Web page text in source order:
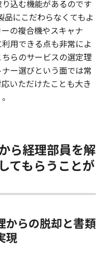
込む機能があるのです
にこだわらなくてもよ
の複合機やスキャナ
用できる点も非常によ
らのサービスの選定理
ー選びという面では常
いただけたことも大き
ら経理部員を解
てもらうことが
からの脱却と書類
現